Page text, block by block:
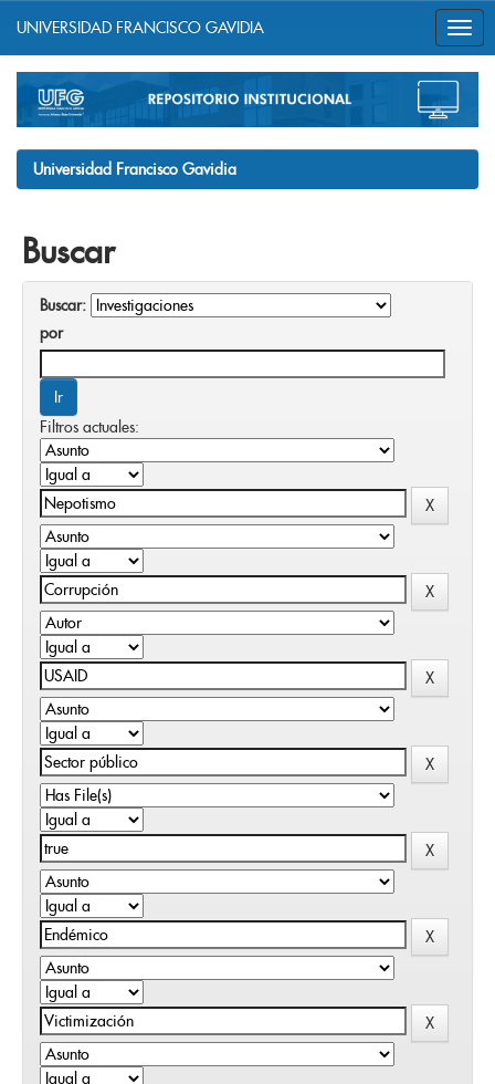
navigation
UNIVERSIDAD FRANCISCO GAVIDIA
Universidad Francisco Gavidia
Buscar
Buscar:
por
Filtros actuales: